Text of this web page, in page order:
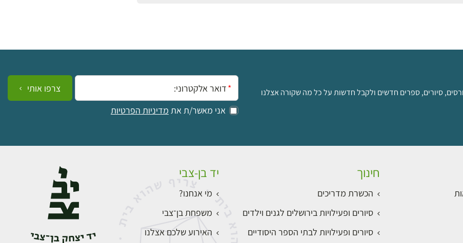
סיורים, ספרים חדשים ולקבל חדשות על כל מה שקורה אצלנו
אימייל:
אני מאשר/ת את מדיניות הפרטיות
צרפו אותי
חינוך
הכשרת מדריכים
סיורים ופעילויות בירושלים לגנים וילדים
סיורים ופעילויות לבתי הספר היסודיים
יד בן-צבי
מי אנחנו?
משפחת בן־צבי
האירוע שלכם אצלנו